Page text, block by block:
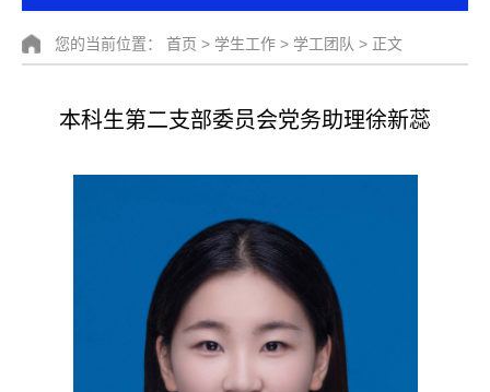
您的当前位置： 首页 > 学生工作 > 学工团队 > 正文
本科生第二支部委员会党务助理徐新蕊